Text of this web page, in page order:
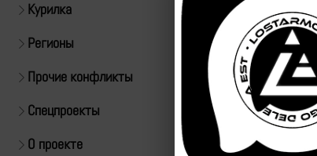
Курилка
Регионы
Прочие конфликты
Спецпроекты
О проекте
Источник: